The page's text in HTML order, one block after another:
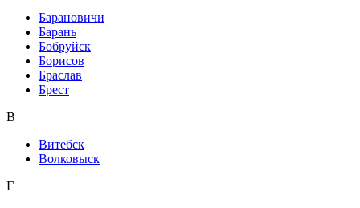
Барановичи
Барань
Бобруйск
Борисов
Браслав
Брест
В
Витебск
Волковыск
Г